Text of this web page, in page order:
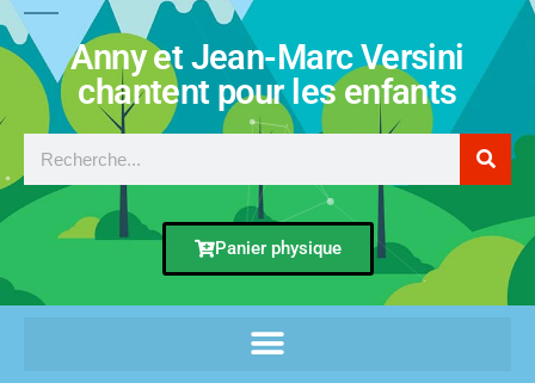
Anny et Jean-Marc Versini
chantent pour les enfants
Panier physique